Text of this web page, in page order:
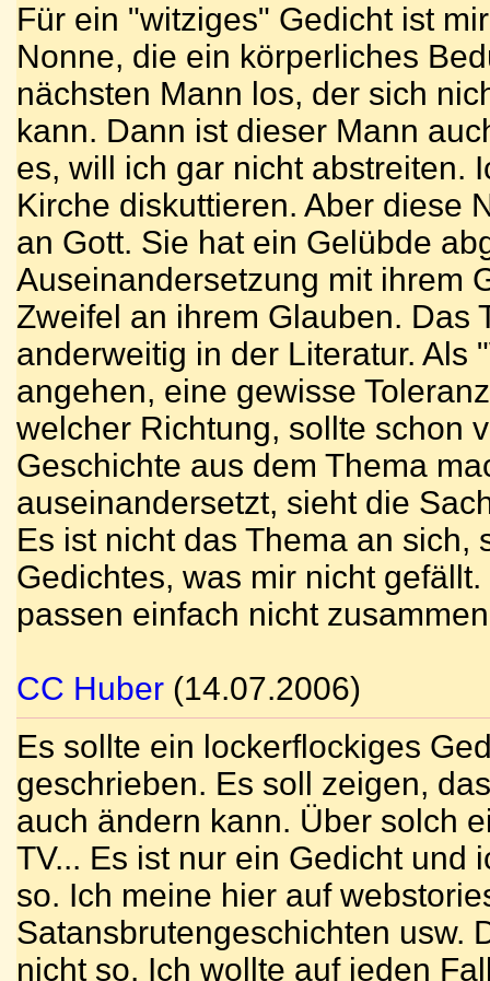
Für ein "witziges" Gedicht ist
Nonne, die ein körperliches
nächsten Mann los, der sich
kann. Dann ist dieser Mann
es, will ich gar nicht abstreiten.
Kirche diskuttieren. Aber diese
an Gott. Sie hat ein Gelübde
Auseinandersetzung mit ihrem
Zweifel an ihrem Glauben. Das
anderweitig in der Literatur. Als
angehen, eine gewisse
welcher Richtung, sollte schon
Geschichte aus dem Thema
auseinandersetzt, sieht die
Es ist nicht das Thema an
Gedichtes, was mir nicht
passen einfach nicht
CC Huber (14.07.2006)
Es sollte ein lockerflockiges
geschrieben. Es soll zeigen,
auch ändern kann. Über solch
TV... Es ist nur ein Gedicht und
so. Ich meine hier auf
Satansbrutengeschichten usw.
nicht so. Ich wollte auf jeden